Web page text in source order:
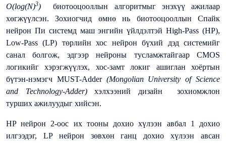
O(log(N)3)
биотооцооллын алгоритмыг энэхүү ажилаар
хөгжүүлсэн. Зохиогчид өмнө нь биотооцооллын Спайк
нейрон Пи системд маш энгийн үйлдэлтэйHigh-Pass (HP),
Low-Pass (LP) төрлийн хос нейрон бүхий дэд системийг
санал болгож, эдгээр нейроны тусламжтайгаар CMOS
логикийг хэрэгжүүлэх, хос-замт локиг ашиглан хоёртын
бүтэн-нэмэгч MUST-Adder (Mongolian University of Science
and Technology-Adder)хэлхээний дизайн зохиомжлон
турших ажилуудыг хийсэн.
HP нейрон 2-оос их тооны дохио хүлээн авбал 1 дохио
илгээдэг, LPнейрон зөвхөн ганц дохио хүлээн авсан